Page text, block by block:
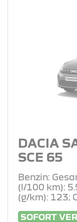
DACIA
SCE 65
Benzin:
(l/100 km):
(g/km): 123;
SOFORT